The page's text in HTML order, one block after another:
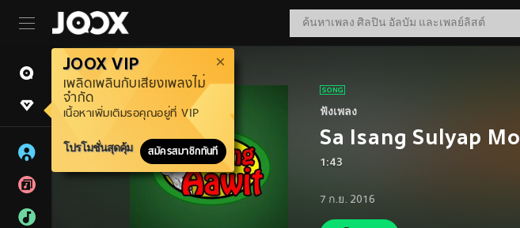
JOOX VIP
เพลิดเพลินกับเสียงเพลงไม่
จำกัด
เนื้อหาเพิ่มเติมรอคุณอยู่ที่ VIP
โปรโมชั่นสุดคุ้ม สมัครสมาชิกทันที
ฟังเพลง
Sa Isang Sulyap Mo
1:43
7 ก.ย. 2016